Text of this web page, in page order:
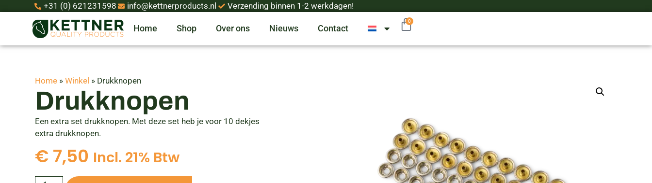
+31 (0) 621231598 info@kettnerproducts.nl Verzending binnen 1-2 werkdagen!
Home Shop Over ons Nieuws Contact
0
Home » Winkel » Drukknopen
Drukknopen
Een extra set drukknopen. Met deze set heb je voor 10 dekjes
extra drukknopen.
€7,50 Incl. 21% Btw